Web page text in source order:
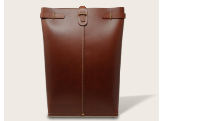
LA MANUFACTURE
E-SHOP
Les Sacs (Maroquinerie )
Accessoires & Petite Maroquinerie
Mobilier
Objets d'Art
Tableaux d'art Forme libre
LA GAZETTE
CONTACT